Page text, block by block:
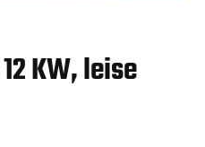
KW, leise